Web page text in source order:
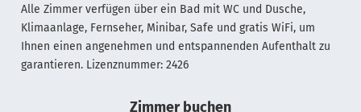
Alle Zimmer verfügen über ein Bad mit WC und Dusche,
Klimaanlage, Fernseher, Minibar, Safe und gratis WiFi, um
Ihnen einen angenehmen und entspannenden Aufenthalt zu
garantieren. Lizenznummer: 2426
Zimmer buchen